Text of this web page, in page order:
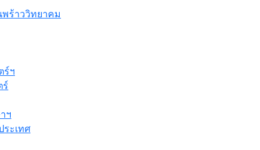
พร้าววิทยาคม
ร์ฯ
ฯ
ะเทศ